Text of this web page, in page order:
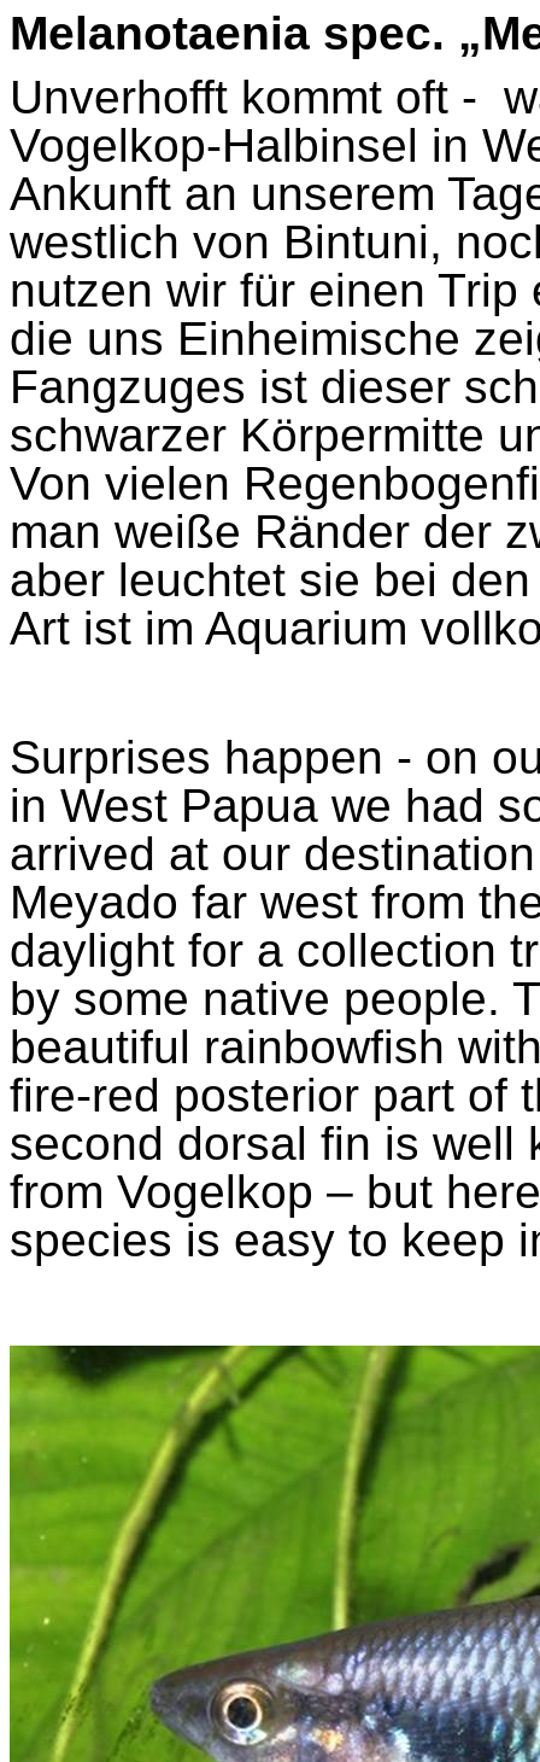
Melanotaenia spec. „
Unverhofft kommt oft -
Vogelkop-Halbinsel in
Ankunft an unserem
westlich von Bintuni,
nutzen wir für einen
die uns Einheimische
Fangzuges ist dieser
schwarzer Körpermitte
Von vielen
man weiße Ränder der
aber leuchtet sie bei
Art ist im Aquarium
Surprises happen - on
in West Papua we had
arrived at our
Meyado far west from
daylight for a collection
by some native people.
beautiful rainbowfish
fire-red posterior part of
second dorsal fin is well
from Vogelkop – but
species is easy to keep